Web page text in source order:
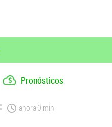
Pronósticos
ahora0 min